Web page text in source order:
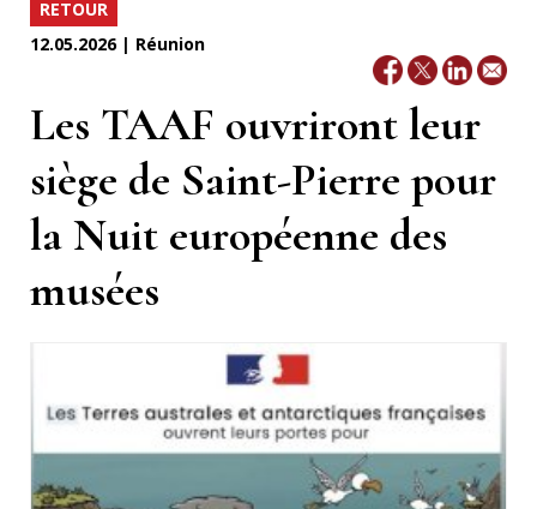
RETOUR
12.05.2026 | Réunion
Les TAAF ouvriront leur
siège de Saint-Pierre pour
la Nuit européenne des
musées